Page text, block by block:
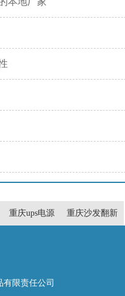
重庆ups电源 重庆沙发翻新
限责任公司